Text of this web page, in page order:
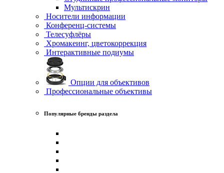
Мультискрин
Носители информации
Конференц-системы
Телесуфлёры
Хромакеинг, цветокоррекция
Интерактивные подиумы
Опции для объективов
Профессиональные объективы
Популярные бренды раздела